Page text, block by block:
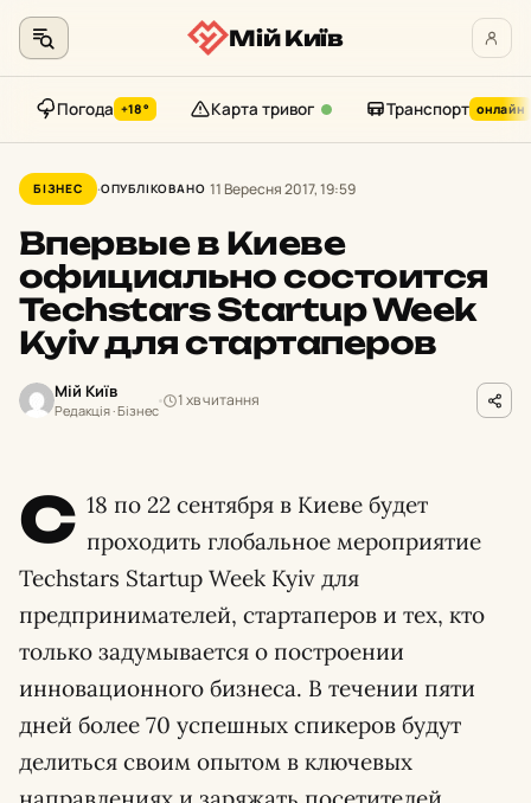
до
контенту
Мій Київ
Погода +18° Карта тривог Транспорт онлайн
БІЗНЕС ОПУБЛІКОВАНО 11 Вересня 2017, 19:59
Впервые в Киеве
официально состоится
Techstars Startup Week
Kyiv для стартаперов
Мій Київ
Редакція · Бізнес
1 хв читання
С 18 по 22 сентября в Киеве будет
проходить глобальное мероприятие
Techstars Startup Week Kyiv для
предпринимателей, стартаперов и тех, кто
только задумывается о построении
инновационного бизнеса. В течении пяти
дней более 70 успешных спикеров будут
делиться своим опытом в ключевых